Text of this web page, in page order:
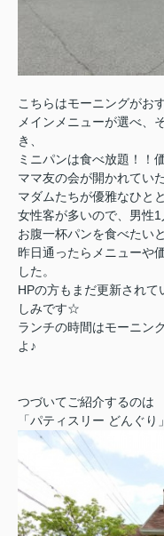
こちらはモーニングがお
メインメニューが選べ、
き、
ミニパンは食べ放題！！
ママ友の会が開かれていた
マダムたちが優雅なひと
女性客が多いので、男性
お腹一杯パンを食べたい
昨日通ったらメニューや
した。
HPの方もまだ更新され
しみです☆
ランチの時間はモーニン
よ♪
つづいてご紹介するのは
「パティスリー どんぐり